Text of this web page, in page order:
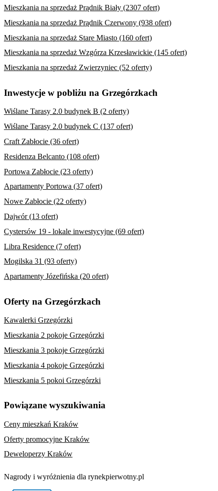
Mieszkania na sprzedaż Prądnik Biały (2307 ofert)
Mieszkania na sprzedaż Prądnik Czerwony (938 ofert)
Mieszkania na sprzedaż Stare Miasto (160 ofert)
Mieszkania na sprzedaż Wzgórza Krzesławickie (145 ofert)
Mieszkania na sprzedaż Zwierzyniec (52 oferty)
Inwestycje w pobliżu na Grzegórzkach
Wiślane Tarasy 2.0 budynek B (2 oferty)
Wiślane Tarasy 2.0 budynek C (137 ofert)
Craft Zabłocie (36 ofert)
Residenza Belcanto (108 ofert)
Portowa Zabłocie (23 oferty)
Apartamenty Portowa (37 ofert)
Nowe Zabłocie (22 oferty)
Dajwór (13 ofert)
Cystersów 19 - lokale inwestycyjne (69 ofert)
Libra Residence (7 ofert)
Mogilska 31 (93 oferty)
Apartamenty Józefińska (20 ofert)
Oferty na Grzegórzkach
Kawalerki Grzegórzki
Mieszkania 2 pokoje Grzegórzki
Mieszkania 3 pokoje Grzegórzki
Mieszkania 4 pokoje Grzegórzki
Mieszkania 5 pokoi Grzegórzki
Powiązane wyszukiwania
Ceny mieszkań Kraków
Oferty promocyjne Kraków
Deweloperzy Kraków
Nagrody i wyróżnienia dla rynekpierwotny.pl